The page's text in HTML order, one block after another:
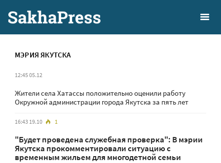
МЭРИЯ ЯКУТСКА
12:45 05.12
Жители села Хатассы положительно оценили работу
Окружной администрации города Якутска за пять лет
16:43 19.10 1
"Будет проведена служебная проверка": В мэрии
Якутска прокомментировали ситуацию с
временным жильем для многодетной семьи